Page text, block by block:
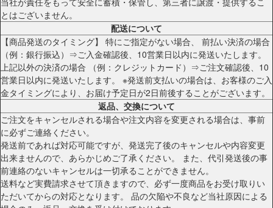
とはございません。
配送について
【商品発送のタイミング】 特にご指定がない場合、 前払い決済の場合
（例：銀行振込）⇒ご入金確認後、10営業日以内に発送いたします。
上記以外の決済の場合 （例：クレジットカード）⇒ご注文確認後、10
営業日以内に発送いたします。 ※発送前支払いの場合は、お客様のご入
金タイミングにより、お届け予定日が2日前後することがございます。
返品、交換について
ご注文をキャンセルされる場合や注文内容を変更される場合は、事前
に必ずご連絡ください。
発送前であれば対応可能ですが、発送完了後のキャンセルや内容変更
出来ませんので、あらかじめご了承ください。 また、代引発送後の事
前連絡のないキャンセルは一切承ることができません。
送料など実費請求させて頂きますので、必ず一度商品をお受け取りい
ただいてからの対応となります。 品の欠陥や不良など当社原因による